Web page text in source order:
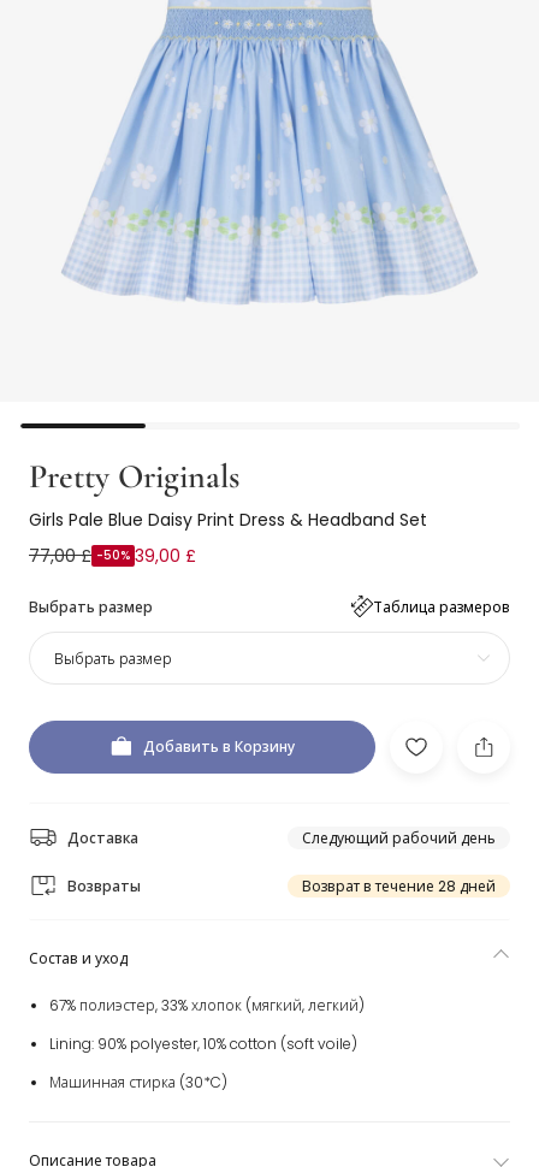
Pretty Originals
Girls Pale Blue Daisy Print Dress & Headband Set
77,00 £ -50% 39,00 £
Выбрать размер Таблица размеров
Выбрать размер
Добавить в Корзину
Доставка Следующий рабочий день
Возвраты Возврат в течение 28 дней
Состав и уход
67% полиэстер, 33% хлопок (мягкий, легкий)
Lining: 90% polyester, 10% cotton (soft voile)
Машинная стирка (30*C)
Описание товара